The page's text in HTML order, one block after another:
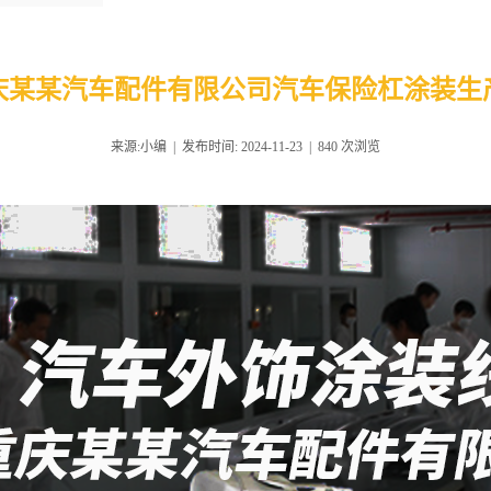
某某汽车配件有限公司汽车保险杠涂装生
来源:小编 | 发布时间: 2024-11-23 | 840 次浏览